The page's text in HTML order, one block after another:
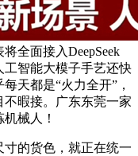
全面接入DeepSeek
智能大模子手艺还快
天都是“火力全开”，
暇接。广东东莞一家
械人！
的货色，就正在统一